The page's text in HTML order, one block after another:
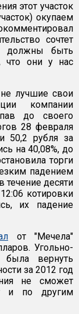
этот участок
окупаем
сочтет
должны быть
что они у нас
лучшие свои
компании
до своего
28 февраля
50,2 рубля за
на 40,08%, до
торги
падением
течение десяти
котировки
их падение
от "Мечела"
Угольно-
была вернуть
за 2012 год
не сможет
и по другим